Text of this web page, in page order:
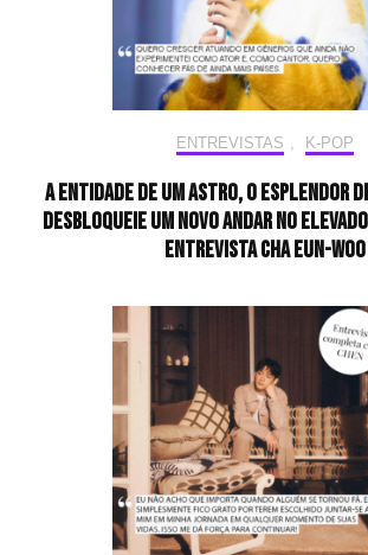
ENTREVISTAS K-POP
A entidade de um astro, o esplendor
desbloqueie um novo andar no
Entrevista CHA EUN-WOO